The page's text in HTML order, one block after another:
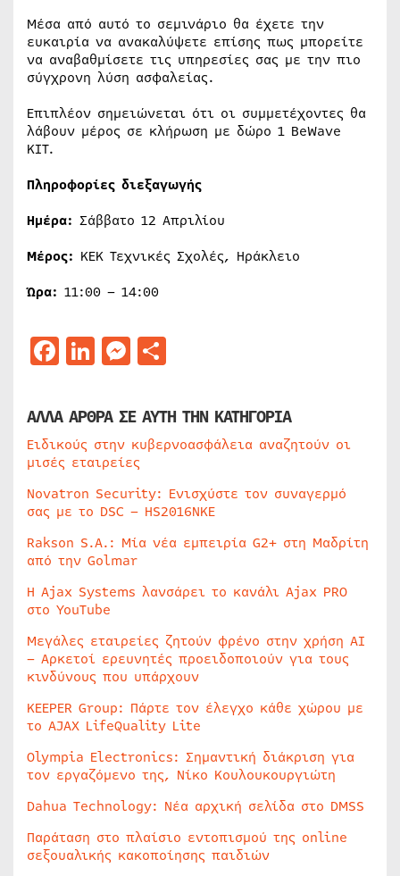
Μέσα από αυτό το σεμινάριο θα έχετε την
ευκαιρία να ανακαλύψετε επίσης πως μπορείτε
να αναβαθμίσετε τις υπηρεσίες σας με την πιο
σύγχρονη λύση ασφαλείας.
Επιπλέον σημειώνεται ότι οι συμμετέχοντες θα
λάβουν μέρος σε κλήρωση με δώρο 1 BeWave
KIT.
Πληροφορίες διεξαγωγής
Ημέρα: Σάββατο 12 Απριλίου
Μέρος: ΚΕΚ Τεχνικές Σχολές, Ηράκλειο
Ώρα: 11:00 – 14:00
Facebook
LinkedIn
Messenger
ΑΛΛΑ ΑΡΘΡΑ ΣΕ ΑΥΤΗ ΤΗΝ ΚΑΤΗΓΟΡΙΑ
Ειδικούς στην κυβερνοασφάλεια αναζητούν οι
μισές εταιρείες
Novatron Security: Ενισχύστε τον συναγερμό
σας με το DSC – HS2016NKE
Rakson S.A.: Μία νέα εμπειρία G2+ στη Μαδρίτη
από την Golmar
Η Ajax Systems λανσάρει το κανάλι Ajax PRO
στο YouTube
Μεγάλες εταιρείες ζητούν φρένο στην χρήση AI
– Αρκετοί ερευνητές προειδοποιούν για τους
κινδύνους που υπάρχουν
KEEPER Group: Πάρτε τον έλεγχο κάθε χώρου με
το AJAX LifeQuality Lite
Olympia Electronics: Σημαντική διάκριση για
τον εργαζόμενο της, Νίκο Κουλουκουργιώτη
Dahua Technology: Νέα αρχική σελίδα στο DMSS
Παράταση στο πλαίσιο εντοπισμού της online
σεξουαλικής κακοποίησης παιδιών